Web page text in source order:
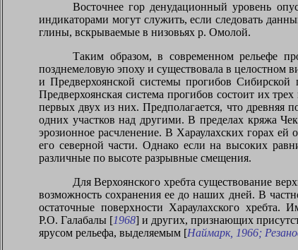
Восточнее гор денудационный уровень
индикаторами могут служить, если следовать
глины, вскрываемые в низовьях р. Омолой.
Таким образом, в современном рельефе
позднемеловую эпоху и существовала в целостном
и Предверхоянской системы прогибов Сибирской
Предверхоянская система прогибов состоит их
первых двух из них. Предполагается, что древняя
одних участков над другими. В пределах кряжа
эрозионное расчленение. В Хараулахских горах
его северной части. Однако если на высоких
различные по высоте разрывные смещения.
Для Верхоянского хребта существование
возможность сохранения ее до наших дней. В
остаточные поверхности Хараулахского
Р.О. Галабалы [1968] и других, признающих
ярусом рельефа, выделяемым [Наймарк, 1966;